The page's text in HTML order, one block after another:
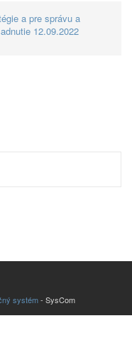
a pre správu a
12.09.2022
systém- SysCom